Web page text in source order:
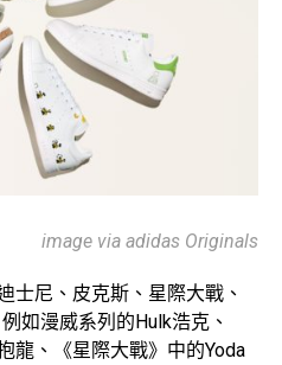
image via adidas Originals
士尼、皮克斯、星際大戰、
如漫威系列的Hulk浩克、
龍、《星際大戰》中的Yoda